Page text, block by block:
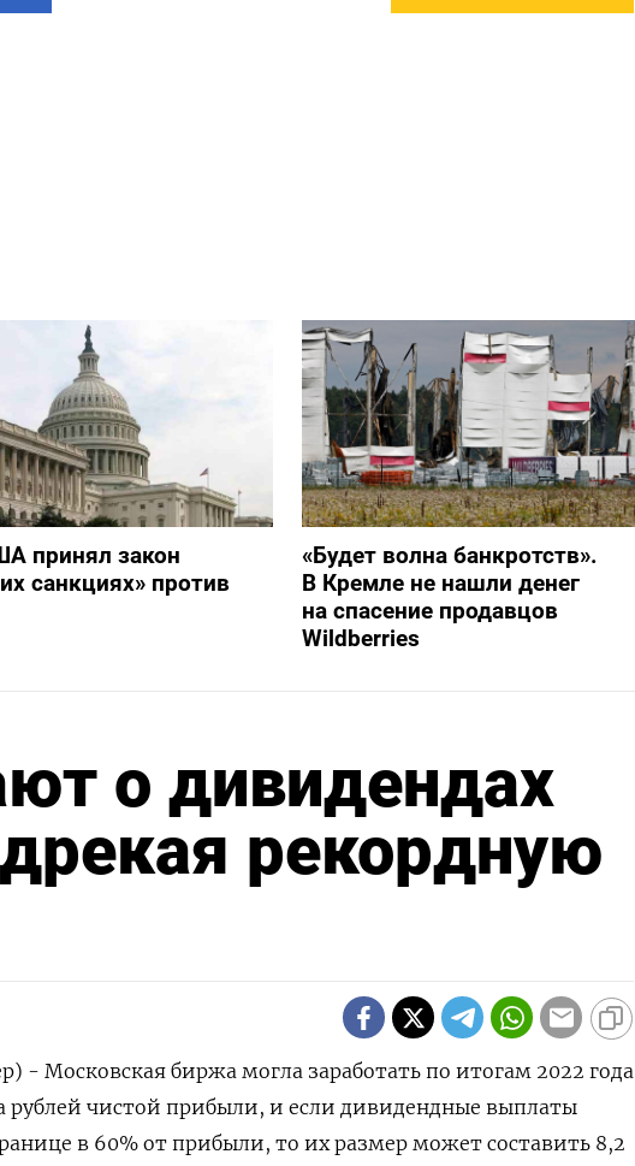
принял закон
санкциях» против
«Будет волна банкротств».
В Кремле не нашли денег
на спасение продавцов
Wildberries
о дивидендах
рекордную
- Московская биржа могла заработать по итогам 2022 года
рублей чистой прибыли, и если дивидендные выплаты
в 60% от прибыли, то их размер может составить 8,2